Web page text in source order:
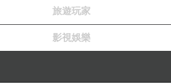
旅遊玩家
影視娛樂